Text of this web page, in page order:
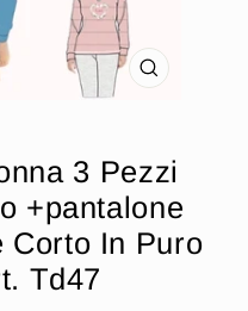
CHIUDI
3 Pezzi
+pantalone
Corto In Puro
Td47